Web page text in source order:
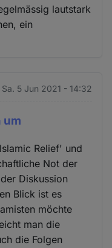
lautstark
ein
Sa. 5 Jun 2021 - 14:32
um
Relief' und
Not der
Diskussion
Blick ist es
möchte
man die
die Folgen